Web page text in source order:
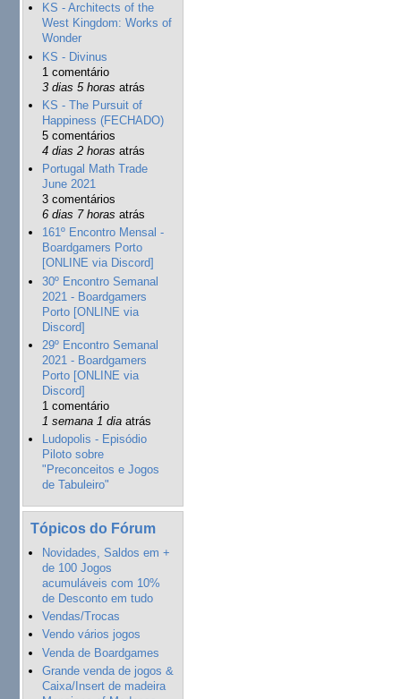
KS - Architects of the
West Kingdom: Works of
Wonder
KS - Divinus
1 comentário
3 dias 5 horas atrás
KS - The Pursuit of
Happiness (FECHADO)
5 comentários
4 dias 2 horas atrás
Portugal Math Trade
June 2021
3 comentários
6 dias 7 horas atrás
161º Encontro Mensal -
Boardgamers Porto
[ONLINE via Discord]
30º Encontro Semanal
2021 - Boardgamers
Porto [ONLINE via
Discord]
29º Encontro Semanal
2021 - Boardgamers
Porto [ONLINE via
Discord]
1 comentário
1 semana 1 diaatrás
Ludopolis - Episódio
Piloto sobre
"Preconceitos e Jogos
de Tabuleiro"
Tópicos do Fórum
Novidades, Saldos em +
de 100 Jogos
acumuláveis com 10%
de Desconto em tudo
Vendas/Trocas
Vendo vários jogos
Venda de Boardgames
Grande venda de jogos &
Caixa/Insert de madeira